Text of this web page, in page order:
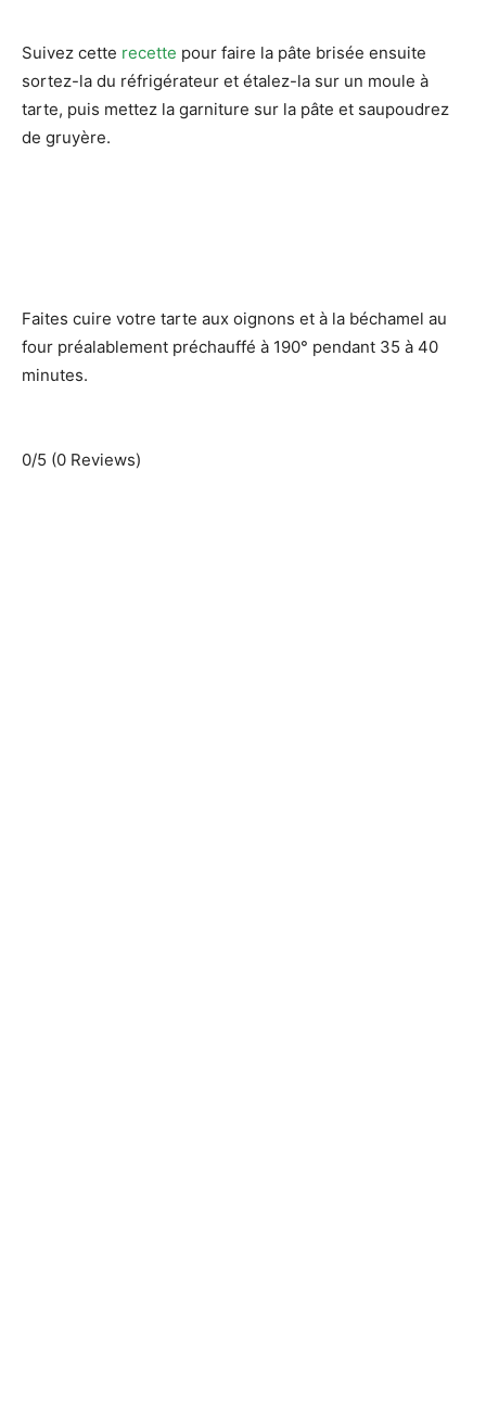
Suivez cette recette pour faire la pâte brisée ensuite
sortez-la du réfrigérateur et étalez-la sur un moule à
tarte, puis mettez la garniture sur la pâte et saupoudrez
de gruyère.
Faites cuire votre tarte aux oignons et à la béchamel au
four préalablement préchauffé à 190° pendant 35 à 40
minutes.
0/5 (0 Reviews)